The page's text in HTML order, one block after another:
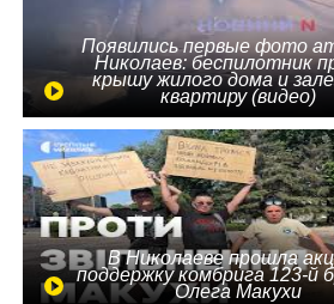
Появились первые фото
Николаев: беспилотник
крышу жилого дома и
квартиру (видео)
В Николаеве прошла
поддержку комбрига 123-й
Олега Макухи